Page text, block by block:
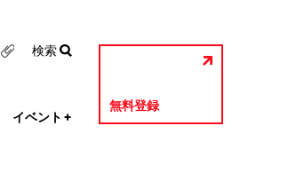
イベント +
無料登録
検索